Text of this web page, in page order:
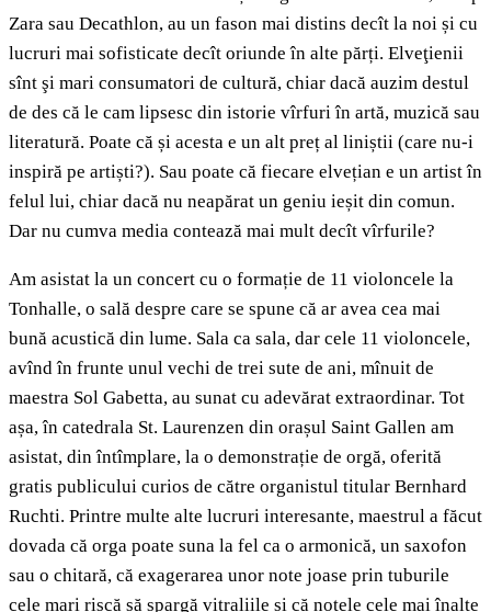
Zara sau Decathlon, au un fason mai distins decît la noi și cu
lucruri mai sofisticate decît oriunde în alte părți. Elveţienii
sînt şi mari consumatori de cultură, chiar dacă auzim destul
de des că le cam lipsesc din istorie vîrfuri în artă, muzică sau
literatură. Poate că și acesta e un alt preț al liniștii (care nu-i
inspiră pe artiști?). Sau poate că fiecare elvețian e un artist în
felul lui, chiar dacă nu neapărat un geniu ieșit din comun.
Dar nu cumva media contează mai mult decît vîrfurile?
Am asistat la un concert cu o formație de 11 violoncele la
Tonhalle, o sală despre care se spune că ar avea cea mai
bună acustică din lume. Sala ca sala, dar cele 11 violoncele,
avînd în frunte unul vechi de trei sute de ani, mînuit de
maestra Sol Gabetta, au sunat cu adevărat extraordinar. Tot
așa, în catedrala St. Laurenzen din orașul Saint Gallen am
asistat, din întîmplare, la o demonstrație de orgă, oferită
gratis publicului curios de către organistul titular Bernhard
Ruchti. Printre multe alte lucruri interesante, maestrul a făcut
dovada că orga poate suna la fel ca o armonică, un saxofon
sau o chitară, că exagerarea unor note joase prin tuburile
cele mari riscă să spargă vitraliile și că notele cele mai înalte